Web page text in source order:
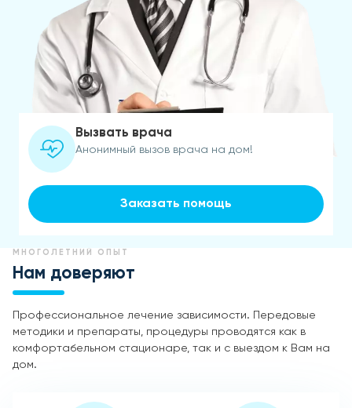
Вызвать врача
Анонимный вызов врача на дом!
Заказать помощь
МНОГОЛЕТНИЙ ОПЫТ
Нам доверяют
Профессиональное лечение зависимости. Передовые
методики и препараты, процедуры проводятся как в
комфортабельном стационаре, так и с выездом к Вам на
дом.